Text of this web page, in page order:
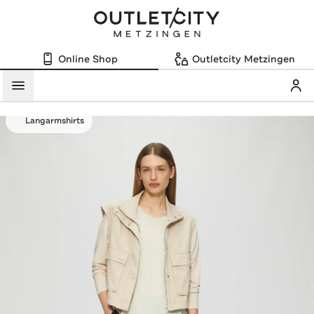
Online Shop Outletcity Metzingen
Menü
Langarmshirts